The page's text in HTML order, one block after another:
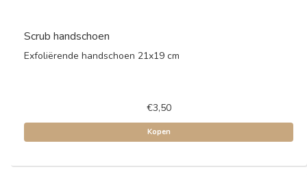
Scrub handschoen
Exfoliërende handschoen 21x19 cm
€3,50
Kopen